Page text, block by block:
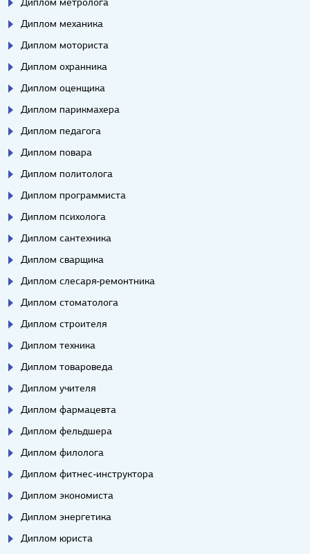
Диплом механика
Диплом моториста
Диплом охранника
Диплом оценщика
Диплом парикмахера
Диплом педагога
Диплом повара
Диплом политолога
Диплом программиста
Диплом психолога
Диплом сантехника
Диплом сварщика
Диплом слесаря-ремонтника
Диплом стоматолога
Диплом строителя
Диплом техника
Диплом товароведа
Диплом учителя
Диплом фармацевта
Диплом фельдшера
Диплом филолога
Диплом фитнес-инструктора
Диплом экономиста
Диплом энергетика
Диплом юриста